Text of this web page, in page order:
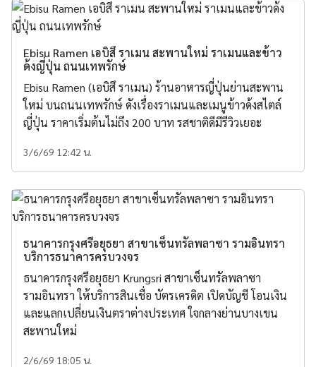
Ebisu Ramen เอบิสึ ราเมน สะพานใหม่ ราเมนและข้าว
ด้งญี่ปุ่น ถนนเทพรักษ์
Ebisu Ramen (เอบิสึ ราเมน) ร้านอาหารญี่ปุ่นย่านสะพาน
ใหม่ บนถนนเทพรักษ์ ดังเรื่องราเมนและเมนูข้าวด้งสไตล์
ญี่ปุ่น ราคาเริ่มต้นไม่ถึง 200 บาท รสชาติดีมีรีวิวเยอะ
3/6/69 12:42 น.
ธนาคารกรุงศรีอยุธยา สาขาเซ็นทรัลพลาซา รามอินทรา
บริการธนาคารครบวงจร
ธนาคารกรุงศรีอยุธยา Krungsri สาขาเซ็นทรัลพลาซา
รามอินทรา ให้บริการสินเชื่อ บัตรเครดิต เปิดบัญชี โอนเงิน
และแลกเปลี่ยนเงินตราต่างประเทศ ใจกลางย่านบางเขน
สะพานใหม่
2/6/69 18:05 น.